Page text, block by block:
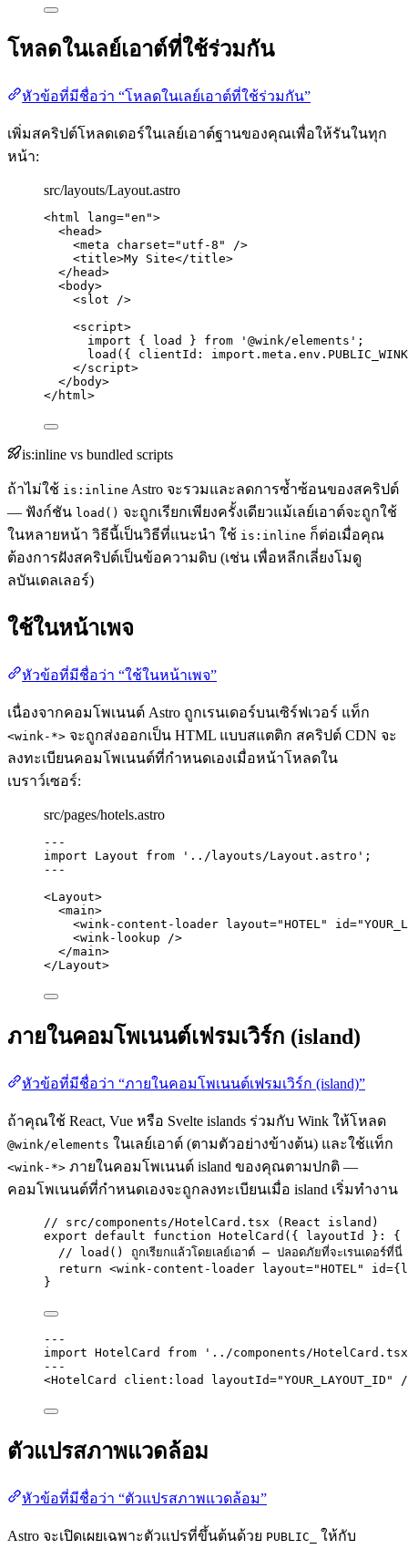
โหลดในเลย์เอาต์ที่ใช้ร่วมกัน
หัวข้อที่มีชื่อว่า “โหลดในเลย์เอาต์ที่ใช้ร่วมกัน”
เพิ่มสคริปต์โหลดเดอร์ในเลย์เอาต์ฐานของคุณเพื่อให้รันในทุก
หน้า:
src/layouts/Layout.astro
<html lang="en ">
<head>
<meta charset=" utf-8 "
/>
<title>My Site</title>
</ head>
<body>
<slot />
<script>
import { load } from ' @wink/elements ' ;
load ({ clientId: import. meta . env .
</script>
</ body>
</ html>
is:inline vs bundled scripts
ถ้าไม่ใช้ is:inline Astro จะรวมและลดการซ้ำซ้อนของสคริปต์
— ฟังก์ชัน load() จะถูกเรียกเพียงครั้งเดียวแม้เลย์เอาต์จะถูกใช้
ในหลายหน้า วิธีนี้เป็นวิธีที่แนะนำ ใช้ is:inline ก็ต่อเมื่อคุณ
ต้องการฝังสคริปต์เป็นข้อความดิบ (เช่น เพื่อหลีกเลี่ยงโมดู
ลบันเดลเลอร์)
ใช้ในหน้าเพจ
หัวข้อที่มีชื่อว่า “ใช้ในหน้าเพจ”
เนื่องจากคอมโพเนนต์ Astro ถูกเรนเดอร์บนเซิร์ฟเวอร์ แท็ก
<wink-*> จะถูกส่งออกเป็น HTML แบบสแตติก สคริปต์ CDN จะ
ลงทะเบียนคอมโพเนนต์ที่กำหนดเองเมื่อหน้าโหลดใน
เบราว์เซอร์:
src/pages/hotels.astro
---
import Layout from ' ../layouts/Layout.astro ' ;
---
<Layout>
<main>
<wink-content-loader layout="HOTEL" id="
<wink-lookup />
</main>
</Layout>
ภายในคอมโพเนนต์เฟรมเวิร์ก (island)
หัวข้อที่มีชื่อว่า “ภายในคอมโพเนนต์เฟรมเวิร์ก (island)”
ถ้าคุณใช้ React, Vue หรือ Svelte islands ร่วมกับ Wink ให้โหลด
@wink/elements ในเลย์เอาต์ (ตามตัวอย่างข้างต้น) และใช้แท็ก
<wink-*> ภายในคอมโพเนนต์ island ของคุณตามปกติ —
คอมโพเนนต์ที่กำหนดเองจะถูกลงทะเบียนเมื่อ island เริ่มทำงาน
// src/components/HotelCard.tsx (React island)
export default function HotelCard ( { layoutId } :
{
// load() ถูกเรียกแล้วโดยเลย์เอาต์ — ปลอดภัยที่จะเรนเดอร์ที่นี่
return <wink-content-loader layout="HOTEL " id={
}
---
import HotelCard from ' ../components/HotelCard.tsx
---
<HotelCard client:load layoutId="YOUR_LAYOUT_ID " /
ตัวแปรสภาพแวดล้อม
หัวข้อที่มีชื่อว่า “ตัวแปรสภาพแวดล้อม”
Astro จะเปิดเผยเฉพาะตัวแปรที่ขึ้นต้นด้วย PUBLIC_
ให้กับ